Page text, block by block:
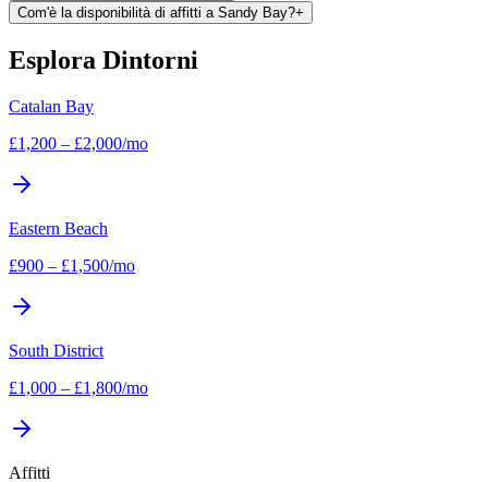
Com'è la disponibilità di affitti a Sandy Bay?+
Esplora Dintorni
Catalan Bay
£1,200 – £2,000/mo
Eastern Beach
£900 – £1,500/mo
South District
£1,000 – £1,800/mo
Affitti